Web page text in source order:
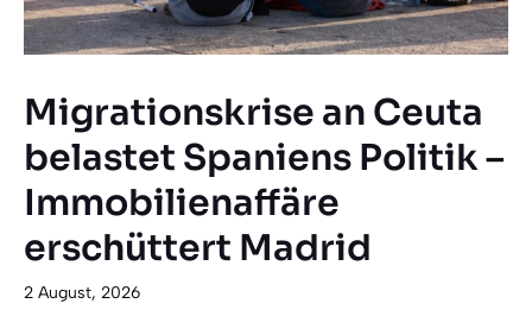
Migrationskrise an Ceuta
belastet Spaniens Politik –
Immobilienaffäre
erschüttert Madrid
2 August, 2026